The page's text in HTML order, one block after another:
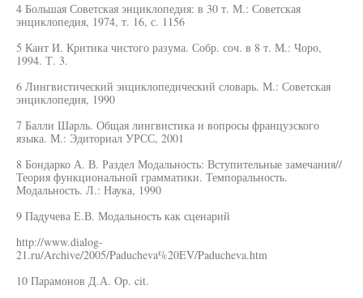
4 Большая Советская энциклопедия: в 30 т. М.: Советская
энциклопедия, 1974, т. 16, с. 1156
5 Кант И. Критика чистого разума. Собр. соч. в 8 т. М.: Чоро,
1994. Т. 3.
6 Лингвистический энциклопедический словарь. М.: Советская
энциклопедия, 1990
7 Балли Шарль. Общая лингвистика и вопросы французского
языка. М.: Эдиториал УРСС, 2001
8 Бондарко А. В. Раздел Модальность: Вступительные замечания//
Теория функциональной грамматики. Темпоральность.
Модальность. Л.: Наука, 1990
9 Падучева Е.В. Модальность как сценарий
http://www.dialog-
21.ru/Archive/2005/Paducheva%20EV/Paducheva.htm
10 Парамонов Д.А. Op. cit.